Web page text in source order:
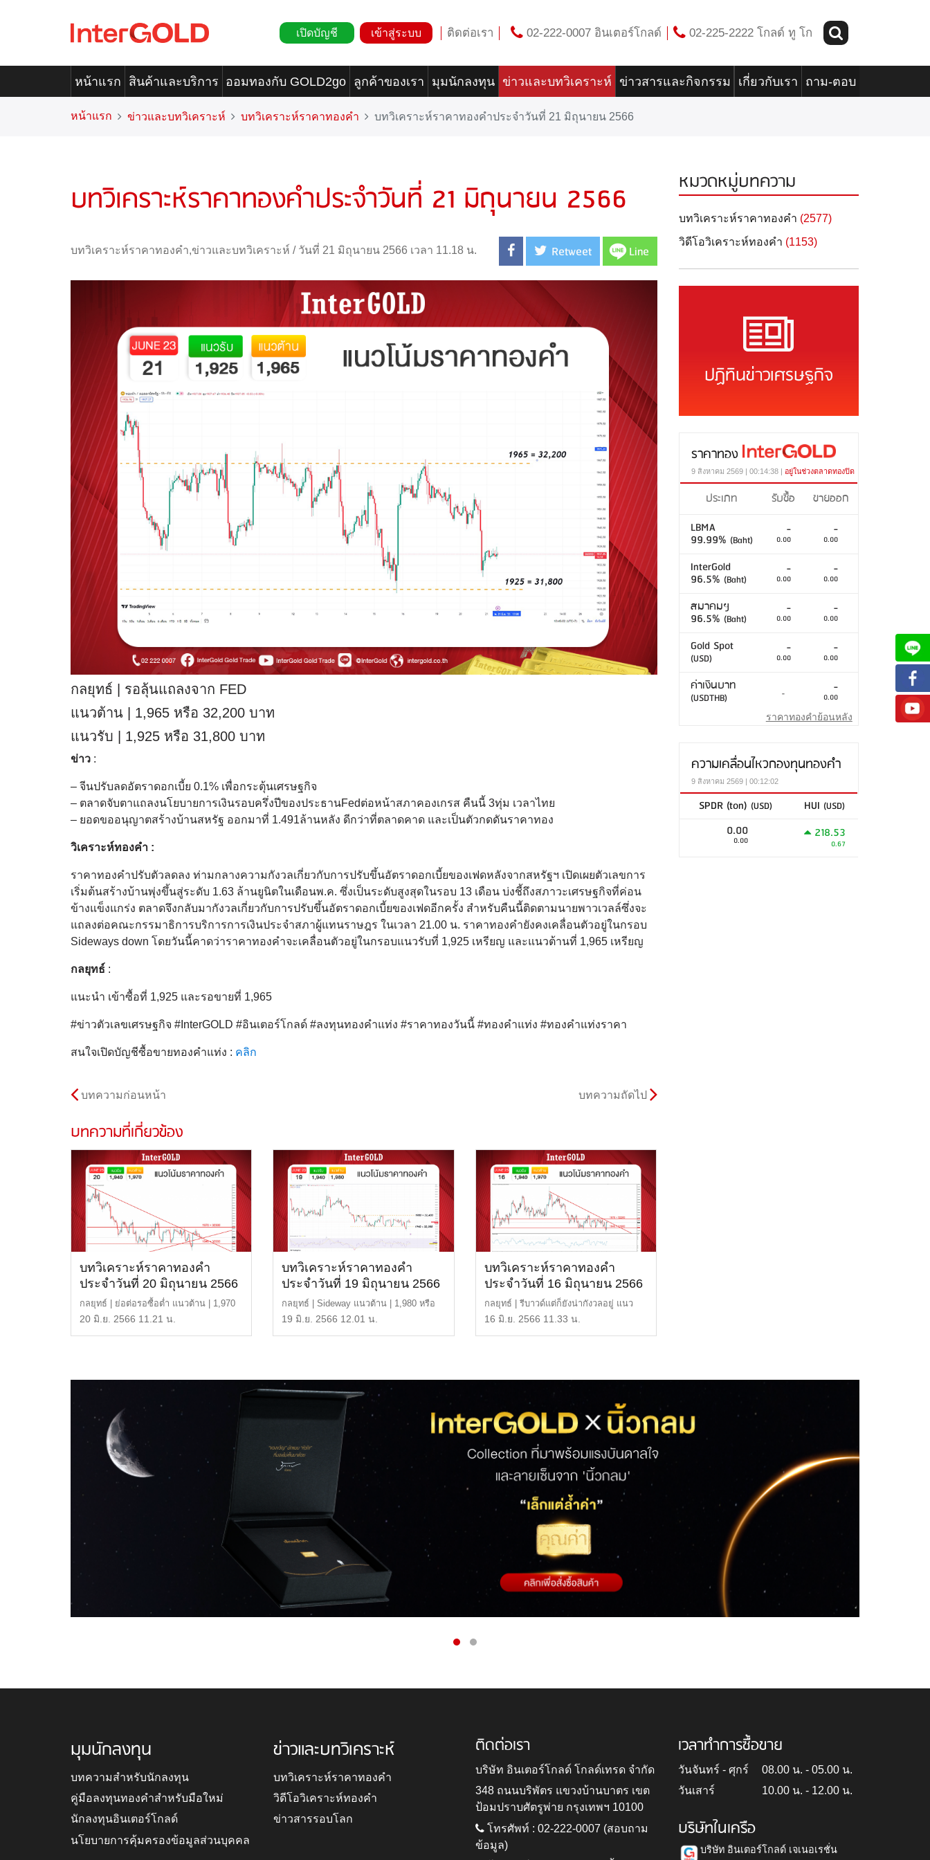
เปิดบัญชี เข้าสู่ระบบ ติดต่อเรา 02-222-0007 อินเตอร์โกลด์ 02-225-2222 โกลด์ ทู โก
หน้าแรก สินค้าและบริการ ออมทองกับ GOLD2go ลูกค้าของเรา มุมนักลงทุน ข่าวและบทวิเคราะห์ ข่าวสารและกิจกรรม เกี่ยวกับเรา ถาม-ตอบ
หน้าแรก ข่าวและบทวิเคราะห์ บทวิเคราะห์ราคาทองคำ บทวิเคราะห์ราคาทองคำประจำวันที่ 21 มิถุนายน 2566
บทวิเคราะห์ราคาทองคำประจำวันที่ 21 มิถุนายน 2566
บทวิเคราะห์ราคาทองคำ,ข่าวและบทวิเคราะห์ / วันที่ 21 มิถุนายน 2566 เวลา 11.18 น. Retweet Line
กลยุทธ์ | รอลุ้นแถลงจาก FED
แนวต้าน | 1,965 หรือ 32,200 บาท
แนวรับ | 1,925 หรือ 31,800 บาท
ข่าว :
– จีนปรับลดอัตราดอกเบี้ย 0.1% เพื่อกระตุ้นเศรษฐกิจ
– ตลาดจับตาแถลงนโยบายการเงินรอบครึ่งปีของประธานFedต่อหน้าสภาคองเกรส คืนนี้ 3ทุ่ม เวลาไทย
– ยอดขออนุญาตสร้างบ้านสหรัฐ ออกมาที่ 1.491ล้านหลัง ดีกว่าที่ตลาดคาด และเป็นตัวกดดันราคาทอง
วิเคราะห์ทองคำ :
ราคาทองคําปรับตัวลดลง ท่ามกลางความกังวลเกี่ยวกับการปรับขึ้นอัตราดอกเบี้ยของเฟดหลังจากสหรัฐฯ เปิดเผยตัวเลขการ
เริ่มต้นสร้างบ้านพุ่งขึ้นสู่ระดับ 1.63 ล้านยูนิตในเดือนพ.ค. ซึ่งเป็นระดับสูงสุดในรอบ 13 เดือน บ่งชี้ถึงสภาวะเศรษฐกิจที่ค่อน
ข้างแข็งแกร่ง ตลาดจึงกลับมากังวลเกี่ยวกับการปรับขึ้นอัตราดอกเบี้ยของเฟดอีกครั้ง สําหรับคืนนี้ติดตามนายพาวเวลล์ซึ่งจะ
แถลงต่อคณะกรรมาธิการบริการการเงินประจําสภาผู้แทนราษฎร ในเวลา 21.00 น. ราคาทองคํายังคงเคลื่อนตัวอยู่ในกรอบ
Sideways down โดยวันนี้คาดว่าราคาทองคําจะเคลื่อนตัวอยู่ในกรอบแนวรับที่ 1,925 เหรียญ และแนวต้านที่ 1,965 เหรียญ
กลยุทธ์ :
แนะนำ เข้าซื้อที่ 1,925 และรอขายที่ 1,965
#ข่าวตัวเลขเศรษฐกิจ #InterGOLD #อินเตอร์โกลด์ #ลงทุนทองคำแท่ง #ราคาทองวันนี้ #ทองคำแท่ง #ทองคำแท่งราคา
สนใจเปิดบัญชีซื้อขายทองคำแท่ง : คลิก
บทความก่อนหน้า บทความถัดไป
บทความที่เกี่ยวข้อง
บทวิเคราะห์ราคาทองคำ
ประจำวันที่ 20 มิถุนายน 2566
กลยุทธ์ | ย่อต่อรอซื้อต่ำ แนวต้าน | 1,970
หรือ 32,300 บ […]
20 มิ.ย. 2566 11.21 น.
บทวิเคราะห์ราคาทองคำ
ประจำวันที่ 19 มิถุนายน 2566
กลยุทธ์ | Sideway แนวต้าน | 1,980 หรือ
32,400 บาท แนวรั […]
19 มิ.ย. 2566 12.01 น.
บทวิเคราะห์ราคาทองคำ
ประจำวันที่ 16 มิถุนายน 2566
กลยุทธ์ | รีบาวด์แต่ก็ยังน่ากังวลอยู่ แนว
ต้าน | 1,970 ห […]
16 มิ.ย. 2566 11.33 น.
หมวดหมู่บทความ
บทวิเคราะห์ราคาทองคำ (2577)
วิดีโอวิเคราะห์ทองคำ (1153)
ปฏิทินข่าวเศรษฐกิจ
ราคาทอง
9 สิงหาคม 2569 | 00:14:38 | อยู่ในช่วงตลาดทองปิด
ประเภท รับซื้อ
ขายออก
LBMA
99.99% (Baht)
-
0.00
-
0.00
InterGold
96.5% (Baht)
-
0.00
-
0.00
สมาคมฯ
96.5% (Baht)
-
0.00
-
0.00
Gold Spot
(USD)
-
0.00
-
0.00
ค่าเงินบาท
(USDTHB) - -
0.00
ราคาทองคำย้อนหลัง
ความเคลื่อนไหวกองทุนทองคำ
9 สิงหาคม 2569 | 00:12:02
SPDR (ton) (USD) HUI (USD)
0.00
0.00 218.53
0.67
มุมนักลงทุน
บทความสำหรับนักลงทุน
คู่มือลงทุนทองคำสำหรับมือใหม่
นักลงทุนอินเตอร์โกลด์
นโยบายการคุ้มครองข้อมูลส่วนบุคคล
ข่าวและบทวิเคราะห์
บทวิเคราะห์ราคาทองคำ
วิดีโอวิเคราะห์ทองคำ
ข่าวสารรอบโลก
ติดต่อเรา
บริษัท อินเตอร์โกลด์ โกลด์เทรด จำกัด
348 ถนนบริพัตร แขวงบ้านบาตร เขต
ป้อมปราบศัตรูพ่าย กรุงเทพฯ 10100
โทรศัพท์ : 02-222-0007 (สอบถาม
ข้อมูล)
เวลาทำการซื้อขาย
วันจันทร์ - ศุกร์
08.00 น. - 05.00 น.
วันเสาร์
10.00 น. - 12.00 น.
บริษัทในเครือ
บริษัท อินเตอร์โกลด์ เจเนอเรชั่น